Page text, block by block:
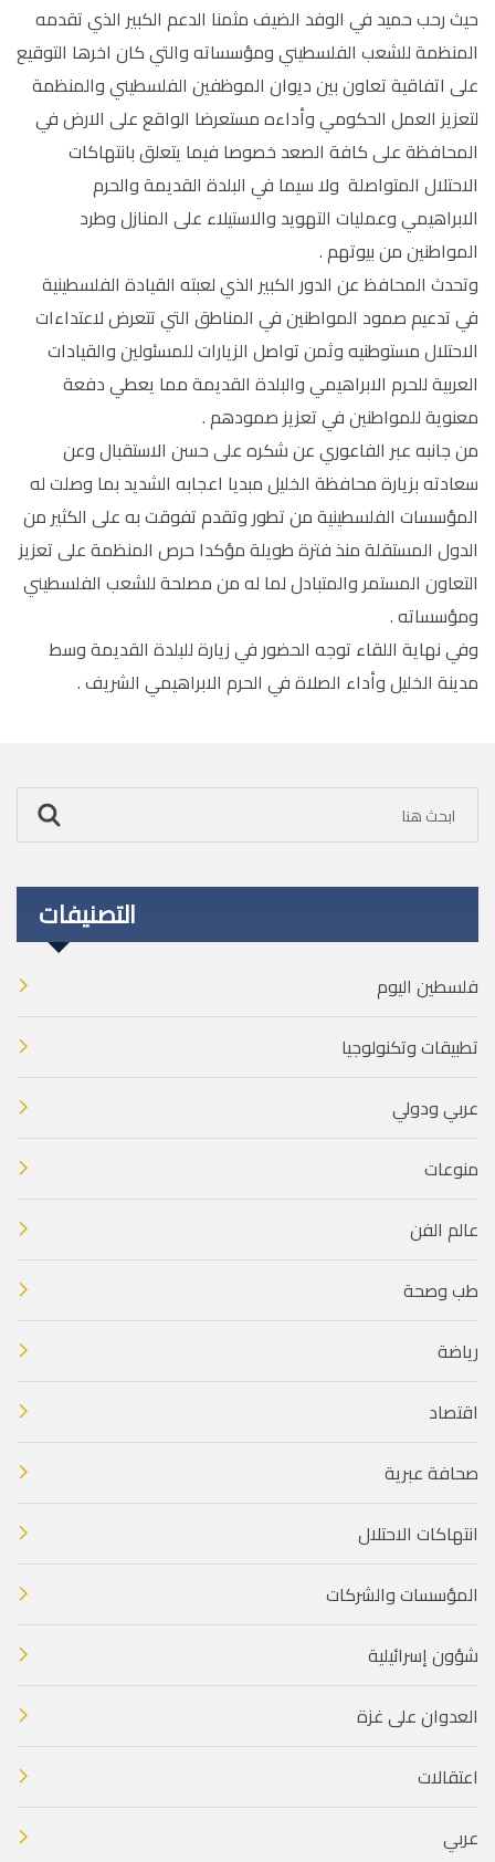
حيث رحب حميد في الوفد الضيف مثمنا الدعم الكبير الذي تقدمه
المنظمة للشعب الفلسطيني ومؤسساته والتي كان اخرها التوقيع
على اتفاقية تعاون بين ديوان الموظفين الفلسطيني والمنظمة
لتعزيز العمل الحكومي وأداءه مستعرضا الواقع على الارض في
المحافظة على كافة الصعد خصوصا فيما يتعلق بانتهاكات
الاحتلال المتواصلة ولا سيما في البلدة القديمة والحرم
الابراهيمي وعمليات التهويد والاستيلاء على المنازل وطرد
المواطنين من بيوتهم .
وتحدث المحافظ عن الدور الكبير الذي لعبته القيادة الفلسطينية
في تدعيم صمود المواطنين في المناطق التي تتعرض لاعتداءات
الاحتلال مستوطنيه وثمن تواصل الزيارات للمسئولين والقيادات
العربية للحرم الابراهيمي والبلدة القديمة مما يعطي دفعة
معنوية للمواطنين في تعزيز صمودهم .
من جانبه عبر الفاعوري عن شكره على حسن الاستقبال وعن
سعادته بزيارة محافظة الخليل مبديا اعجابه الشديد بما وصلت له
المؤسسات الفلسطينية من تطور وتقدم تفوقت به على الكثير من
الدول المستقلة منذ فترة طويلة مؤكدا حرص المنظمة على تعزيز
التعاون المستمر والمتبادل لما له من مصلحة للشعب الفلسطيني
ومؤسساته .
وفي نهاية اللقاء توجه الحضور في زيارة للبلدة القديمة وسط
مدينة الخليل وأداء الصلاة في الحرم الابراهيمي الشريف .
التصنيفات
فلسطين اليوم
تطبيقات وتكنولوجيا
عربي ودولي
منوعات
عالم الفن
طب وصحة
رياضة
اقتصاد
صحافة عبرية
انتهاكات الاحتلال
المؤسسات والشركات
شؤون إسرائيلية
العدوان على غزة
اعتقالات
عربي